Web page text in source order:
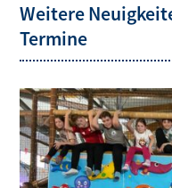
Weitere
Termine